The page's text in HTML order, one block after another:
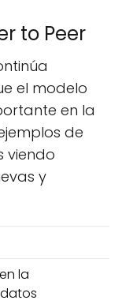
to Peer
el modelo
en la
de
viendo
y
la